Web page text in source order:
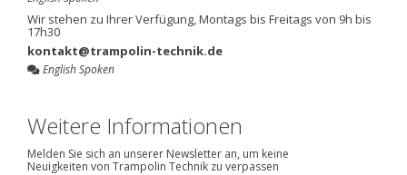
Wir stehen zu Ihrer Verfügung, Montags bis Freitags von 9h bis
17h30
kontakt@trampolin-technik.de
English Spoken
Weitere Informationen
Melden Sie sich an unserer Newsletter an, um keine
Neuigkeiten von Trampolin Technik zu verpassen